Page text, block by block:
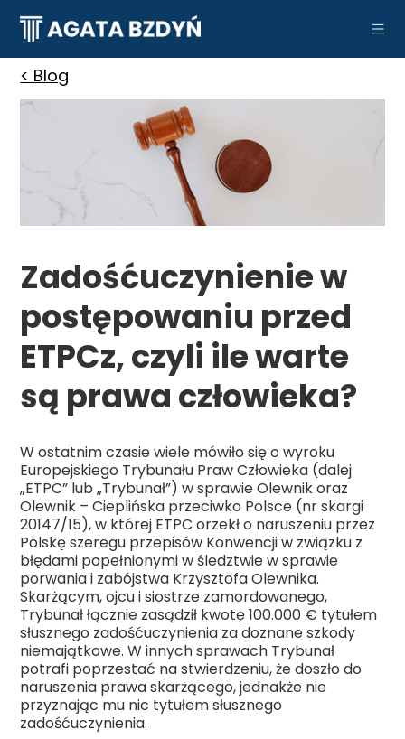
< Blog
Zadośćuczynienie w
postępowaniu przed
ETPCz, czyli ile warte
są prawa człowieka?
W ostatnim czasie wiele mówiło się o wyroku
Europejskiego Trybunału Praw Człowieka (dalej
„ETPC” lub „Trybunał”) w sprawie Olewnik oraz
Olewnik – Cieplińska przeciwko Polsce (nr skargi
20147/15), w której ETPC orzekł o naruszeniu przez
Polskę szeregu przepisów Konwencji w związku z
błędami popełnionymi w śledztwie w sprawie
porwania i zabójstwa Krzysztofa Olewnika.
Skarżącym, ojcu i siostrze zamordowanego,
Trybunał łącznie zasądził kwotę 100.000 € tytułem
słusznego zadośćuczynienia za doznane szkody
niemajątkowe. W innych sprawach Trybunał
potrafi poprzestać na stwierdzeniu, że doszło do
naruszenia prawa skarżącego, jednakże nie
przyznając mu nic tytułem słusznego
zadośćuczynienia.